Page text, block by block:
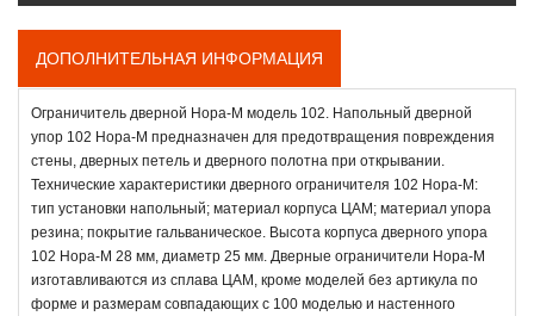
ДОПОЛНИТЕЛЬНАЯ ИНФОРМАЦИЯ
Ограничитель дверной Нора-М модель 102. Напольный дверной
упор 102 Нора-М предназначен для предотвращения повреждения
стены, дверных петель и дверного полотна при открывании.
Технические характеристики дверного ограничителя 102 Нора-М:
тип установки напольный; материал корпуса ЦАМ; материал упора
резина; покрытие гальваническое. Высота корпуса дверного упора
102 Нора-М 28 мм, диаметр 25 мм. Дверные ограничители Нора-М
изготавливаются из сплава ЦАМ, кроме моделей без артикула по
форме и размерам совпадающих с 100 моделью и настенного